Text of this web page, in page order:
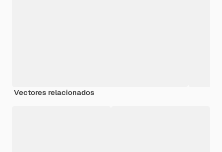
Vectores relacionados